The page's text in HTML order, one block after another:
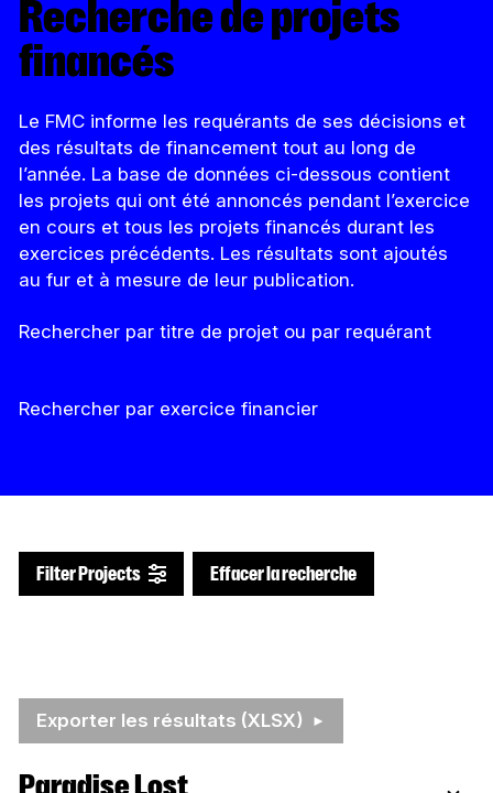
Recherche de projets
financés
Le FMC informe les requérants de ses décisions et
des résultats de financement tout au long de
l’année. La base de données ci-dessous contient
les projets qui ont été annoncés pendant l’exercice
en cours et tous les projets financés durant les
exercices précédents. Les résultats sont ajoutés
au fur et à mesure de leur publication.
Rechercher par titre de projet ou par requérant
Rechercher par exercice financier
Filter Projects Effacer la recherche
Exporter les résultats (XLSX)